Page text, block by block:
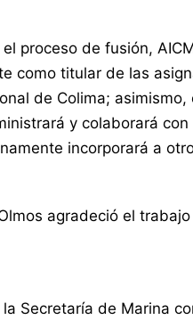
proceso de fusión,
como titular de las
de Colima;
y colaborará
incorporará a
agradeció el
Secretaría de Marina